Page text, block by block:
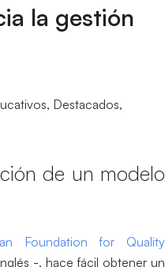
la gestión
, Destacados,
de un modelo
Foundation for Quality
-, hace fácil obtener un